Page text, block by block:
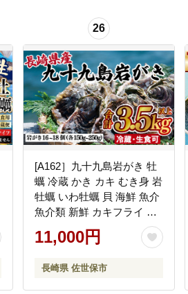
26
[A162］九十九島岩がき 牡
蠣 冷蔵 かき カキ むき身 岩
牡蠣 いわ牡蠣 貝 海鮮 魚介
魚介類 新鮮 カキフライ 牡
蠣鍋 焼き牡蠣 アヒージョ
長崎県 佐世保市 p
11,000円
長崎県 佐世保市